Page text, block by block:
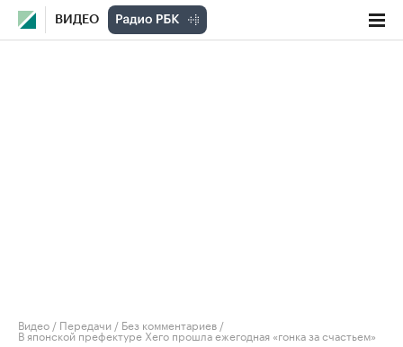
ВИДЕО
Видео / Передачи / Без комментариев /
В японской префектуре Хего прошла ежегодная «гонка за счастьем»